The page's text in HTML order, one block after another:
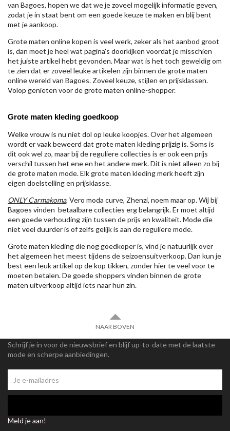
van Bagoes, hopen we dat we je zoveel mogelijk informatie geven,
zodat je in staat bent om een goede keuze te maken en blij bent
met je aankoop.
Grote maten online kopen is veel werk, zeker als het aanbod groot
is, dan moet je heel wat pagina's doorkijken voordat je misschien
het juiste artikel hebt gevonden. Maar wat is het toch geweldig om
te zien dat er zoveel leuke artikelen zijn binnen de grote maten
online wereld van Bagoes. Zoveel keuze, stijlen en prijsklassen.
Volop genieten voor de grote maten online-shopper.
Grote maten kleding goedkoop
Welke vrouw is nu niet dol op leuke koopjes. Over het algemeen
wordt er vaak beweerd dat grote maten kleding prijzig is. Soms is
dit ook wel zo, maar bij de reguliere collecties is er ook een prijs
verschil tussen het ene en het andere merk. Dit is niet alleen zo bij
de grote maten mode. Elk grote maten kleding merk heeft zijn
eigen doelstelling en prijsklasse.
ONLY Carmakoma, Vero moda curve, Zhenzi, noem maar op. Wij bij
Bagoes vinden betaalbare collecties erg belangrijk. Er moet altijd
een goede verhouding zijn tussen de prijs en kwaliteit. Mode die
niet veel duurder is of zelfs gelijk is aan de reguliere mode.
Grote maten kleding die nog goedkoper is, vind je natuurlijk over
het algemeen het meest tijdens de seizoensuitverkoop. Dan kun je
best een leuk artikel op de kop tikken, zonder hier te veel voor te
moeten betalen. De goede shoppers vinden binnen de grote
maten uitverkoop altijd iets naar hun zin.
NAAR BOVEN
Schrijf je in voor de nieuwsbrief en blijf up-to-date met de laatste
mode en scherpe aanbiedingen.
Meld je aan!